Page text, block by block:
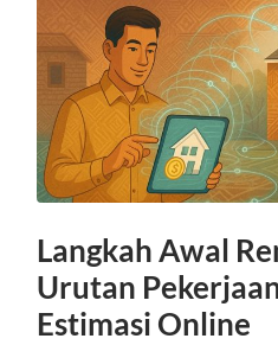
Langkah Awal
Urutan
Estimasi Online